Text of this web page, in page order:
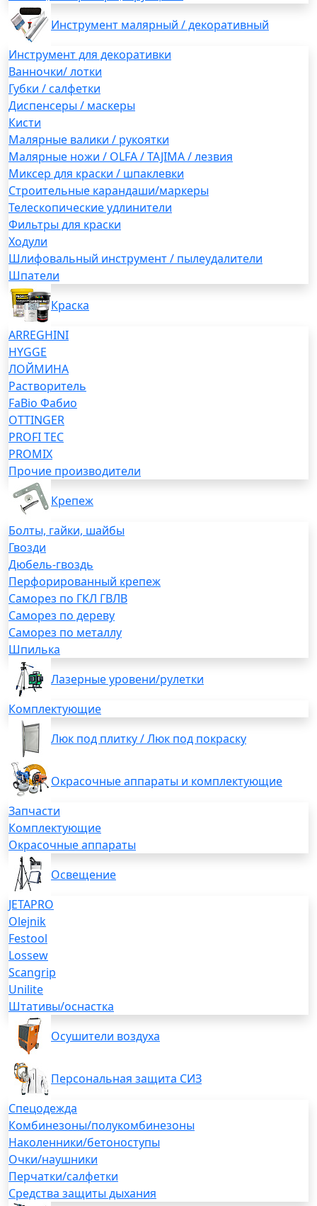
Инструмент малярный / декоративный
Инструмент для декоративки
Ванночки/ лотки
Губки / салфетки
Диспенсеры / маскеры
Кисти
Малярные валики / рукоятки
Малярные ножи / OLFA / TAJIMA / лезвия
Миксер для краски / шпаклевки
Строительные карандаши/маркеры
Телескопические удлинители
Фильтры для краски
Ходули
Шлифовальный инструмент / пылеудалители
Шпатели
Краска
ARREGHINI
HYGGE
ЛОЙМИНА
Растворитель
FaBio Фабио
OTTINGER
PROFI TEC
PROMIX
Прочие производители
Крепеж
Болты, гайки, шайбы
Гвозди
Дюбель-гвоздь
Перфорированный крепеж
Саморез по ГКЛ ГВЛВ
Саморез по дереву
Саморез по металлу
Шпилька
Лазерные уровени/рулетки
Комплектующие
Люк под плитку / Люк под покраску
Окрасочные аппараты и комплектующие
Запчасти
Комплектующие
Окрасочные аппараты
Освещение
JETAPRO
Olejnik
Festool
Lossew
Scangrip
Unilite
Штативы/оснастка
Осушители воздуха
Персональная защита СИЗ
Спецодежда
Комбинезоны/полукомбинезоны
Наколенники/бетоноступы
Очки/наушники
Перчатки/салфетки
Средства защиты дыхания